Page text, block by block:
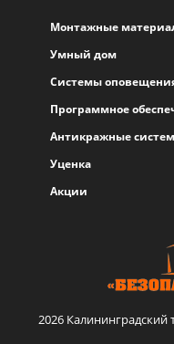
Монтажные
Умный дом
Системы
Программное
Антикражные
Уценка
Акции
2026